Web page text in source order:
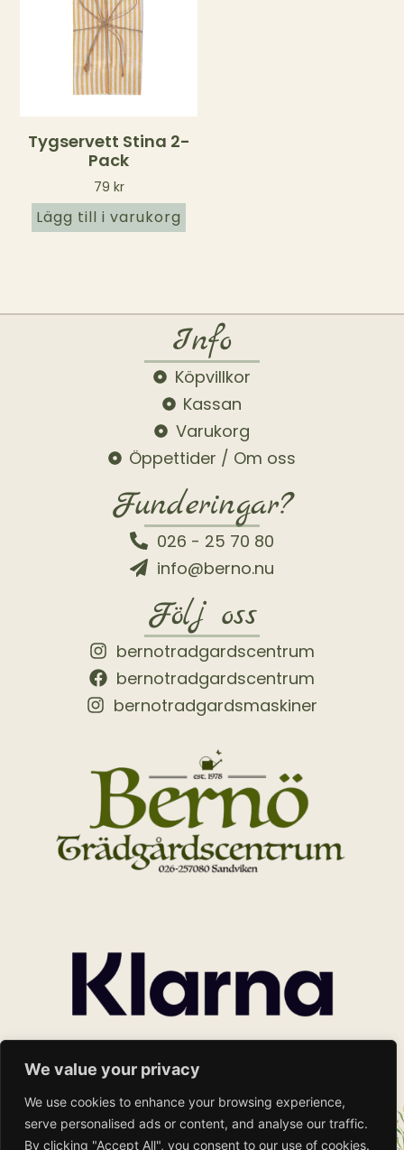
We value your privacy
We use cookies to enhance your browsing experience,
serve personalised ads or content, and analyse our traffic.
By clicking "Accept All", you consent to our use of cookies.
Tygservett Stina 2-
Pack
79 kr
Lägg till i varukorg
Info
Köpvillkor
Kassan
Varukorg
Öppettider / Om oss
Funderingar?
026 - 25 70 80
info@berno.nu
Följ oss
bernotradgardscentrum
bernotradgardscentrum
bernotradgardsmaskiner